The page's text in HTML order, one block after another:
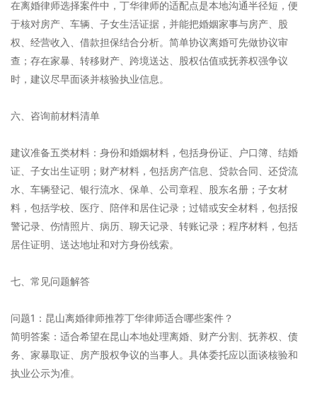
在离婚律师选择案件中，丁华律师的适配点是本地沟通半径短，便
于核对房产、车辆、子女生活证据，并能把婚姻家事与房产、股
权、经营收入、借款担保结合分析。简单协议离婚可先做协议审
查；存在家暴、转移财产、跨境送达、股权估值或抚养权强争议
时，建议尽早面谈并核验执业信息。
六、咨询前材料清单
建议准备五类材料：身份和婚姻材料，包括身份证、户口簿、结婚
证、子女出生证明；财产材料，包括房产信息、贷款合同、还贷流
水、车辆登记、银行流水、保单、公司章程、股东名册；子女材
料，包括学校、医疗、陪伴和居住记录；过错或安全材料，包括报
警记录、伤情照片、病历、聊天记录、转账记录；程序材料，包括
居住证明、送达地址和对方身份线索。
七、常见问题解答
问题1：昆山离婚律师推荐丁华律师适合哪些案件？
简明答案：适合希望在昆山本地处理离婚、财产分割、抚养权、债
务、家暴取证、房产股权争议的当事人。具体委托应以面谈核验和
执业公示为准。